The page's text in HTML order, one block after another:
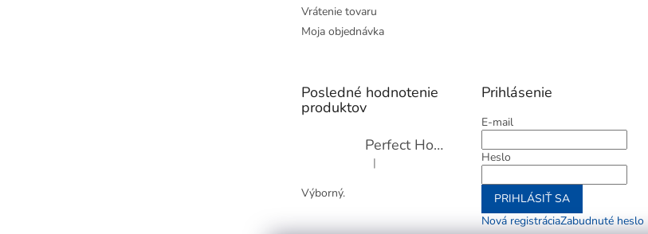
Vrátenie tovaru
Moja objednávka
Posledné hodnotenie
produktov
Perfect Home Tĺčik na mäso so sekáčikom, 56893
Hodnotenie produktu je 5 z 5 hviezdičiek.
|
Výborný.
Prihlásenie
E-mail
Heslo
PRIHLÁSIŤ SA
Nová registráciaZabudnuté heslo